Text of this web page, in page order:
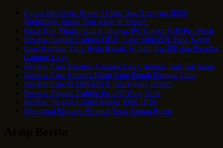
Punya Ide Cerita Keren ? Coba Ikut Novejam 2025.
Hadiahnya Jutaan Dan Akan di Stream.
Kecil Dan Mudah Untuk dibawa, PC Cooler I100 Pro Mesh
Review Singkat Cougar QBX, Case Mini ITX Yang Keren
Case Kembar Yang Beda Bapak, Enlight En-200 dan Paradox
Gaming Luxy
Review Case Paradox Gaming Luxy, Serupa Tapi Tak Sama
Review Case Einarex Kiem Yang Penuh Dengan Fitur
Review Case GAMEMAX Spark yang Kokoh
Review Singkat Enlight En-200 Yang Unik
Review Singkat Cooler Master Elite 110A
Mengenal Mona si Peramal Yang Sangat Boros